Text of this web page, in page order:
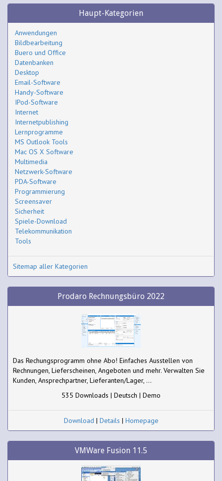
Haupt-Kategorien
Anwendungen
Bildbearbeitung
Buero und Office
Datenbanken
Desktop
Email-Software
Handy-Software
IPod-Software
Internet
Internetpublishing
Lernprogramme
MS Outlook Tools
Mac OS X Software
Multimedia
Netzwerk-Software
PDA-Software
Programmierung
Screensaver
Sicherheit
Spiele-Download
Telekommunikation
Tools
Sitemap aller Kategorien
Prodaro Rechnungsbüro 2022
Das Rechungsprogramm ohne Abo! Einfaches Ausstellen von
Rechnungen, Lieferscheinen, Angeboten und mehr. Verwalten Sie
Kunden, Ansprechpartner, Lieferanten/Lager, ...
535 Downloads | Deutsch | Demo
Download | Details | Homepage
VMWare Fusion 11.5